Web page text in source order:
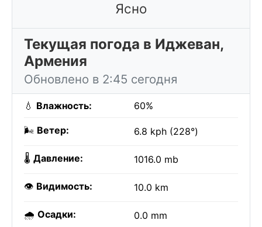
Ясно
Текущая погода в Иджеван,
Армения
Обновлено в 2:45 сегодня
💧 Влажность: 60%
🌬️ Ветер: 6.8 kph (228°)
🌡️ Давление: 1016.0 mb
👁️ Видимость: 10.0 km
🌧️ Осадки: 0.0 mm